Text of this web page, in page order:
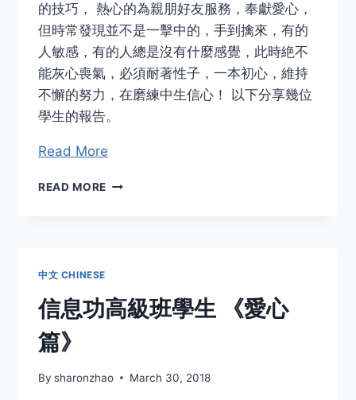
的技巧， 熱心的為親朋好友服務，奉獻愛心，
但時常發現並不是一擊中的，手到擒來，有的
人敏感，有的人總是沒有什麼感覺，此時絶不
能灰心喪氣，必須耐著性子，一本初心，維持
不懈的努力，在磨練中生信心！ 以下分享幾位
學生的報告。
Read More
READ MORE
生
《耐
中文 CHINESE
信息功高級班學生 《愛心
篇》
By sharonzhao March 30, 2018